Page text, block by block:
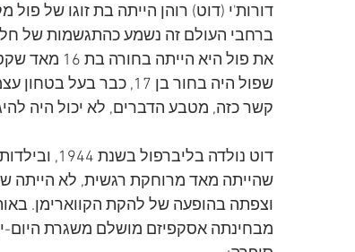
ברחבי העולם זה נשמע כהתגשמות של
את פול היא
שפול היה בחור בן 17,
קשר כזה, מטבע הדברים, לא יכול היה
דוט נולדה
וצפתה בהופעה של להקת הקווארימן.
מבחינתה אסקפיזם מושלם משגרת היום-